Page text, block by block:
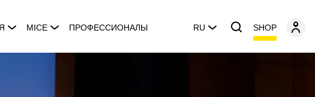
MICE ПРОФЕССИОНАЛЫ RU SHOP